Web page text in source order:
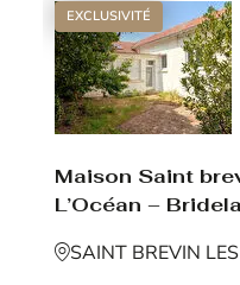
EXCLUSIVITÉ
Maison Saint
L’Océan –
SAINT BREVIN